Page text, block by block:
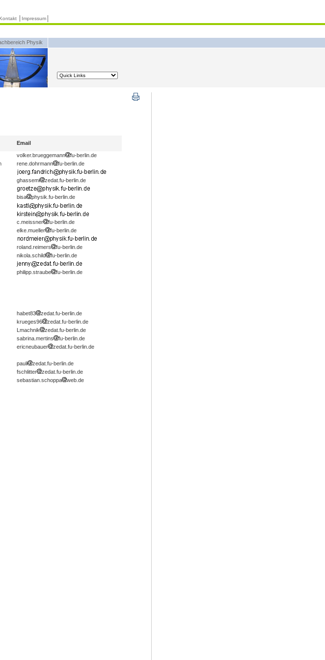
Impressum
Physik
Email
volker.brueggemann
fu-berlin.de
rene.dohrmann
fu-berlin.de
ghassemi
zedat.fu-berlin.de
bisa
physik.fu-berlin.de
c.meissner
fu-berlin.de
elke.mueller
fu-berlin.de
roland.reimers
fu-berlin.de
nikola.schild
fu-berlin.de
philipp.straube fu-berlin.de
habet83
zedat.fu-berlin.de
krueges96
zedat.fu-berlin.de
Lmachnik
zedat.fu-berlin.de
sabrina.mertins
fu-berlin.de
ericneubauer
zedat.fu-berlin.de
pauli
zedat.fu-berlin.de
fschlitter
zedat.fu-berlin.de
sebastian.schoppa web.de